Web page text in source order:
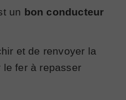
un bon conducteur
et de renvoyer la
le fer à repasser